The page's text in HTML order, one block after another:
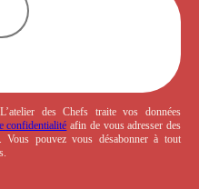
des Chefs traite vos données
confidentialité afin de vous adresser des
Vous pouvez vous désabonner à tout